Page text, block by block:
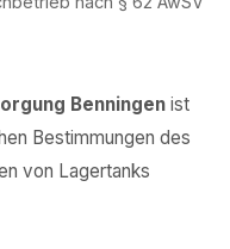
Benningen ist
Bestimmungen des
von Lagertanks